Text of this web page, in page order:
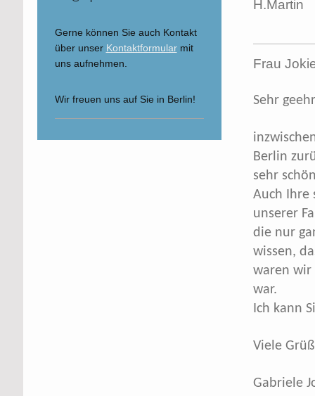
H.Martin
Frau
Sehr
Berlin
sehr
Auch Ihre
unserer
die nur
wissen,
waren wir
war.
Ich kann
Viele
Gabriele
Gerne können Sie auch Kontakt
über unser Kontaktformularmit
uns aufnehmen.
Wir freuen uns auf Sie in Berlin!